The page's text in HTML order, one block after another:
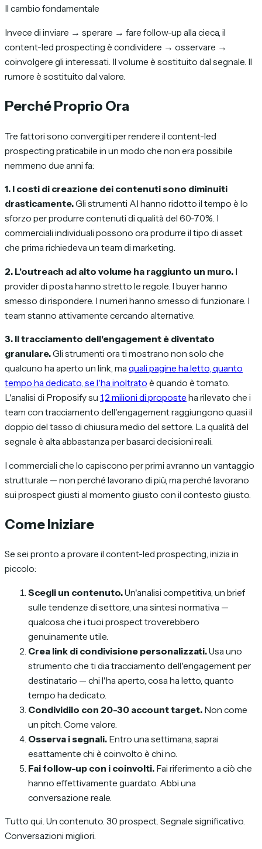
Il cambio fondamentale
Invece di inviare → sperare → fare follow-up alla cieca, il
content-led prospecting è condividere → osservare →
coinvolgere gli interessati. Il volume è sostituito dal segnale. Il
rumore è sostituito dal valore.
Perché Proprio Ora
Tre fattori sono convergiti per rendere il content-led
prospecting praticabile in un modo che non era possibile
nemmeno due anni fa:
1. I costi di creazione dei contenuti sono diminuiti
drasticamente.Gli strumenti AI hanno ridotto il tempo è lo
sforzo per produrre contenuti di qualità del 60-70%. I
commerciali individuali possono ora produrre il tipo di asset
che prima richiedeva un team di marketing.
2. L'outreach ad alto volume ha raggiunto un muro. I
provider di posta hanno stretto le regole. I buyer hanno
smesso di rispondere. I numeri hanno smesso di funzionare. I
team stanno attivamente cercando alternative.
3. Il tracciamento dell'engagement è diventato
granulare.Gli strumenti ora ti mostrano non solo che
qualcuno ha aperto un link, maquali pagine ha letto, quanto
tempo ha dedicato, se l'ha inoltrato è quando è tornato.
L'analisi di Proposify su 1,2 milioni di proposte ha rilevato che i
team con tracciamento dell'engagement raggiungono quasi il
doppio del tasso di chiusura medio del settore. La qualità del
segnale è alta abbastanza per basarci decisioni reali.
I commerciali che lo capiscono per primi avranno un vantaggio
strutturale — non perché lavorano di più, ma perché lavorano
sui prospect giusti al momento giusto con il contesto giusto.
Come Iniziare
Se sei pronto a provare il content-led prospecting, inizia in
piccolo:
Scegli un contenuto.Un'analisi competitiva, un brief
sulle tendenze di settore, una sintesi normativa —
qualcosa che i tuoi prospect troverebbero
genuinamente utile.
Crea link di condivisione personalizzati.Usa uno
strumento che ti dia tracciamento dell'engagement per
destinatario — chi l'ha aperto, cosa ha letto, quanto
tempo ha dedicato.
Condividilo con 20-30 account target. Non come
un pitch. Come valore.
Osserva i segnali. Entro una settimana, saprai
esattamente chi è coinvolto è chi no.
Fai follow-up con i coinvolti. Fai riferimento a ciò che
hanno effettivamente guardato. Abbi una
conversazione reale.
Tutto qui. Un contenuto. 30 prospect. Segnale significativo.
Conversazioni migliori.